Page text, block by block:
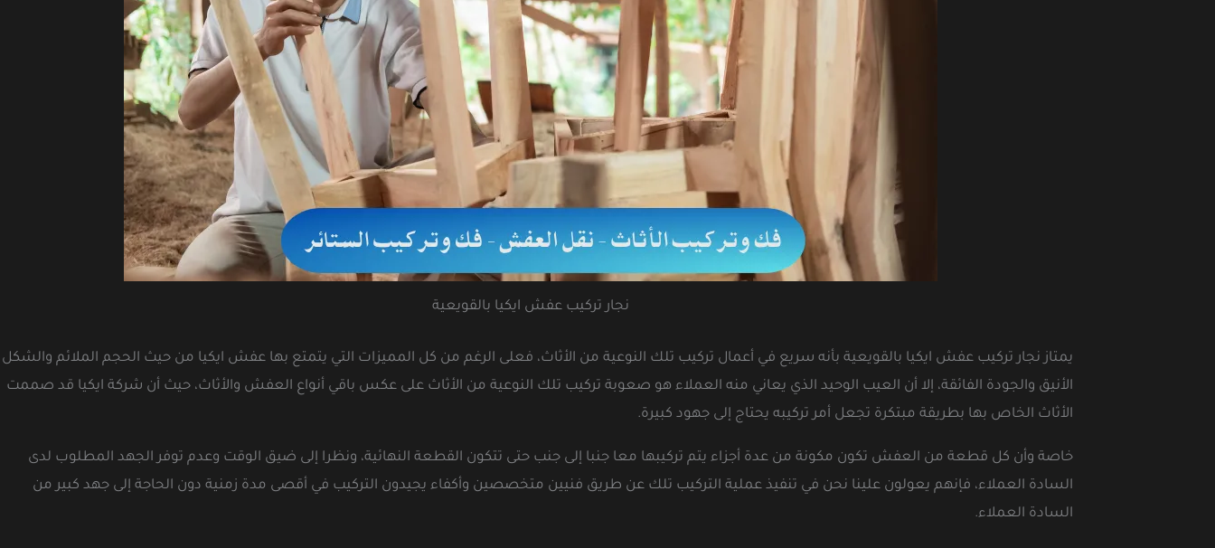
نجار تركيب عفش ايكيا بالقويعية
يمتاز نجار تركيب عفش ايكيا بالقويعية بأنه سريع في أعمال تركيب تلك النوعية من الأثاث، فعلى الرغم من كل المميزات التي يتمتع بها عفش ايكيا من حيث الحجم الملائم والشكل
الأنيق والجودة الفائقة، إلا أن العيب الوحيد الذي يعاني منه العملاء هو صعوبة تركيب تلك النوعية من الأثاث على عكس باقي أنواع العفش والأثاث، حيث أن شركة ايكيا قد صممت
الأثاث الخاص بها بطريقة مبتكرة تجعل أمر تركيبه يحتاج إلى جهود كبيرة.
خاصة وأن كل قطعة من العفش تكون مكونة من عدة أجزاء يتم تركيبها معا جنبا إلى جنب حتى تتكون القطعة النهائية، ونظرا إلى ضيق الوقت وعدم توفر الجهد المطلوب لدى
السادة العملاء، فإنهم يعولون علينا نحن في تنفيذ عملية التركيب تلك عن طريق فنيين متخصصين وأكفاء يجيدون التركيب في أقصى مدة زمنية دون الحاجة إلى جهد كبير من
السادة العملاء.